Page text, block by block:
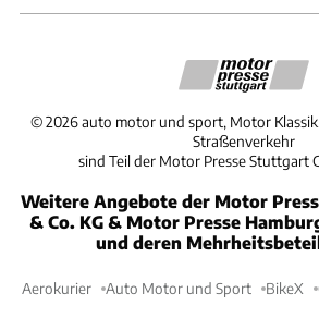
©2026 auto motor und sport, Motor
Straßenverkehr
sind Teil der Motor Presse Stuttgart
Weitere Angebote der Motor
& Co. KG & Motor Presse
und deren
Aerokurier Auto Motor und Sport BikeX